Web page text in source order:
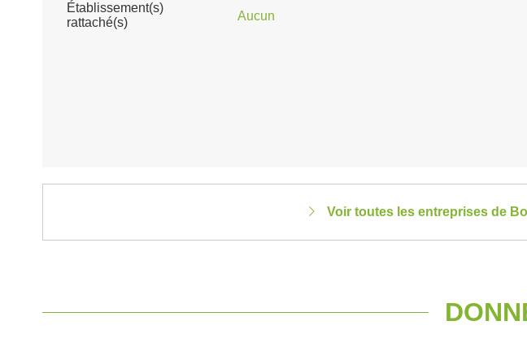
Établissement(s)
rattaché(s)
Aucun
Voir toutes les entreprises de